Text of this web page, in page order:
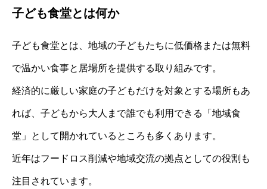
子ども食堂とは何か
子ども食堂とは、地域の子どもたちに低価格または無料
で温かい食事と居場所を提供する取り組みです。
経済的に厳しい家庭の子どもだけを対象とする場所もあ
れば、子どもから大人まで誰でも利用できる「地域食
堂」として開かれているところも多くあります。
近年はフードロス削減や地域交流の拠点としての役割も
注目されています。